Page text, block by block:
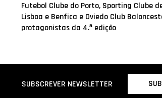
Futebol Clube do Porto, Sporting Clube
Lisboa e Benfica e Oviedo Club
protagonistas da 4.ª edição
SUBSCREVER NEWSLETTER